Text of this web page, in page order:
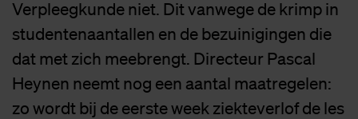
Verpleegkunde niet. Dit vanwege de krimp in
studentenaantallen en de bezuinigingen die
dat met zich meebrengt. Directeur Pascal
Heynen neemt nog een aantal maatregelen:
zo wordt bij de eerste week ziekteverlof de les